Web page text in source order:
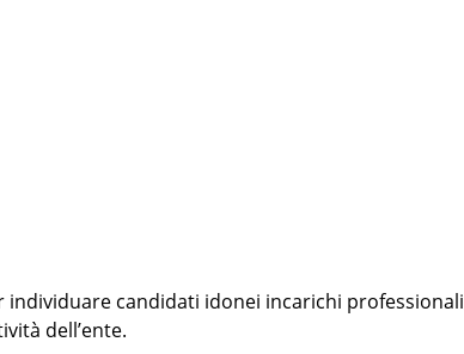
individuare candidati idonei incarichi professionali
dell’ente.